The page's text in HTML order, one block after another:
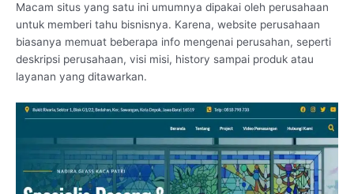
Macam situs yang satu ini umumnya dipakai oleh perusahaan
untuk memberi tahu bisnisnya. Karena, website perusahaan
biasanya memuat beberapa info mengenai perusahan, seperti
deskripsi perusahaan, visi misi, history sampai produk atau
layanan yang ditawarkan.